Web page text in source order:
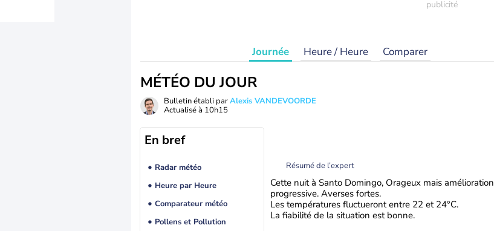
Journée Heure / Heure Comparer
MÉTÉO DU JOUR
Bulletin établi parAlexis VANDEVOORDE
Actualisé à 10h15
En bref
Radar météo
Heure par Heure
Comparateur météo
Pollens et Pollution
Résumé de l’expert
Cette nuit à Santo Domingo, Orageux mais amélioration
progressive. Averses fortes.
Les températures fluctueront entre 22 et 24°C.
La fiabilité de la situation est bonne.